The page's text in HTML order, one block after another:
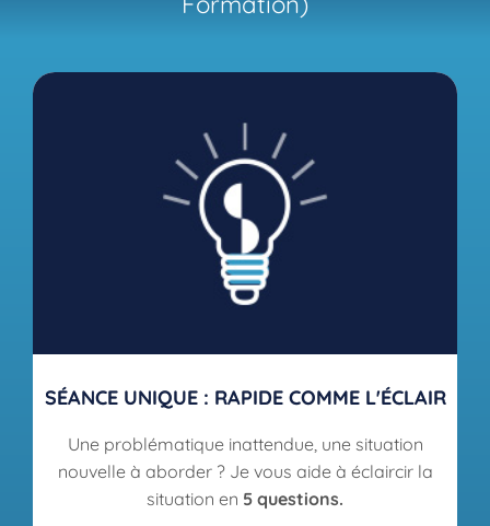
SÉANCE UNIQUE : RAPIDE COMME L'ÉCLAIR
Une problématique inattendue, une situation
nouvelle à aborder ? Je vous aide à éclaircir la
situation en 5 questions.